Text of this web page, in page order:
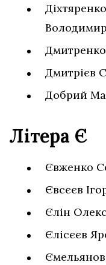
Дмитренко
Дмитрієв
Добрий
Літера Є
Євженко
Євсєєв
Єлін
Єлісєєв